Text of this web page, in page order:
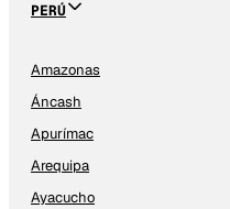
PERÚ
Amazonas
Áncash
Apurímac
Arequipa
Ayacucho